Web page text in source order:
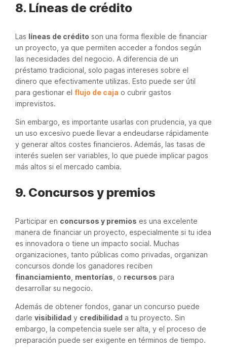
8. Líneas de crédito
Las líneas de crédito son una forma flexible de financiar
un proyecto, ya que permiten acceder a fondos según
las necesidades del negocio. A diferencia de un
préstamo tradicional, solo pagas intereses sobre el
dinero que efectivamente utilizas. Esto puede ser útil
para gestionar el flujo de caja o cubrir gastos
imprevistos.
Sin embargo, es importante usarlas con prudencia, ya que
un uso excesivo puede llevar a endeudarse rápidamente
y generar altos costes financieros. Además, las tasas de
interés suelen ser variables, lo que puede implicar pagos
más altos si el mercado cambia.
9. Concursos y premios
Participar en concursos y premios es una excelente
manera de financiar un proyecto, especialmente si tu idea
es innovadora o tiene un impacto social. Muchas
organizaciones, tanto públicas como privadas, organizan
concursos donde los ganadores reciben
financiamiento, mentorías, o recursos para
desarrollar su negocio.
Además de obtener fondos, ganar un concurso puede
darle visibilidad y credibilidad a tu proyecto. Sin
embargo, la competencia suele ser alta, y el proceso de
preparación puede ser exigente en términos de tiempo.